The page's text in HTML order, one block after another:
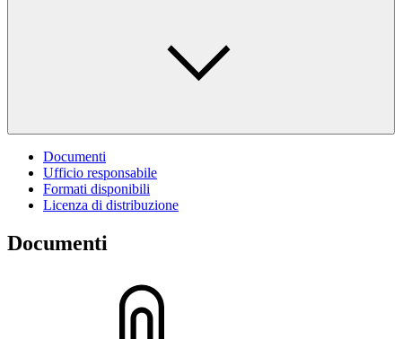
Documenti
Ufficio responsabile
Formati disponibili
Licenza di distribuzione
Documenti